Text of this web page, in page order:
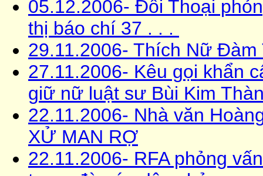
05.12.2006- Ðối Thoại
thị báo chí 37 . . .
29.11.2006- Thích Nữ
27.11.2006- Kêu gọi khẩn
giữ nữ luật sư Bùi Kim
22.11.2006- Nhà văn
XỬ MAN RỢ
22.11.2006- RFA phỏng